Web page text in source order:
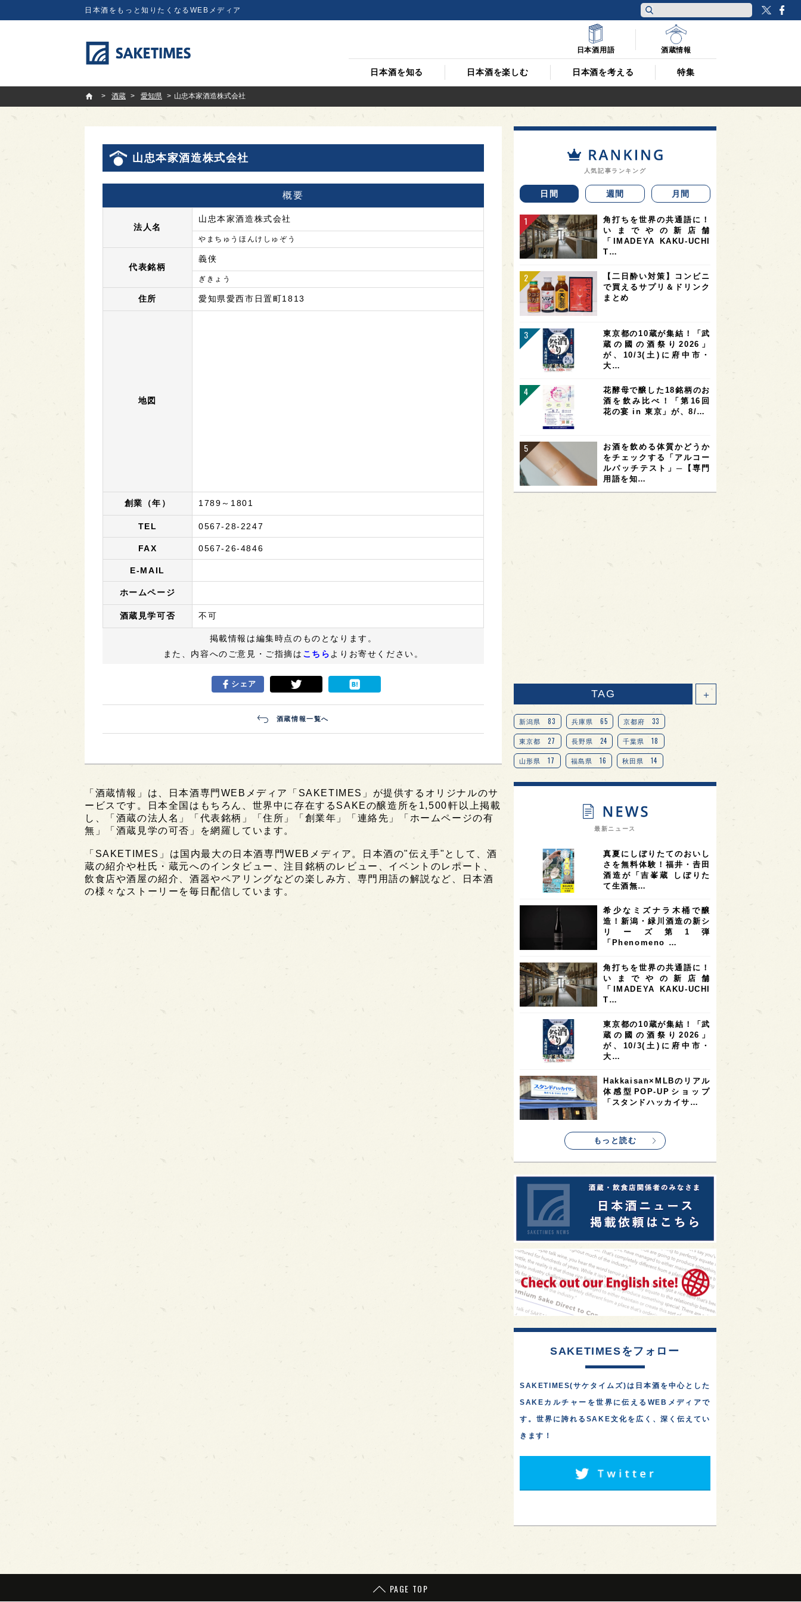
日本酒をもっと知りたくなるWEBメディア
日本酒を知る 日本酒を楽しむ 日本酒を考える 特集
日本酒用語 酒蔵情報
SAKETIMES
酒蔵
愛知県 山忠本家酒造株式会社
山忠本家酒造株式会社
概要
法人名
山忠本家酒造株式会社
やまちゅうほんけしゅぞう
代表銘柄
義侠
ぎきょう
住所 愛知県愛西市日置町1813
地図
創業（年） 1789～1801
TEL 0567-28-2247
FAX 0567-26-4846
E-MAIL
ホームページ
酒蔵見学可否 不可
掲載情報は編集時点のものとなります。
また、内容へのご意見・ご指摘は こちら よりお寄せください。
シェア
酒蔵情報一覧へ
「酒蔵情報」は、日本酒専門WEBメディア「SAKETIMES」が提供するオリジナルのサ
ービスです。日本全国はもちろん、世界中に存在するSAKEの醸造所を1,500軒以上掲載
し、「酒蔵の法人名」「代表銘柄」「住所」「創業年」「連絡先」「ホームページの有
無」「酒蔵見学の可否」を網羅しています。
「SAKETIMES」は国内最大の日本酒専門WEBメディア。日本酒の"伝え手"として、酒
蔵の紹介や杜氏・蔵元へのインタビュー、注目銘柄のレビュー、イベントのレポート、
飲食店や酒屋の紹介、酒器やペアリングなどの楽しみ方、専門用語の解説など、日本酒
の様々なストーリーを毎日配信しています。
人気記事ランキング
日間 週間 月間
角打ちを世界の共通語に！
いまでやの新店舗
「IMADEYA KAKU-UCHI
T…
【二日酔い対策】コンビニ
で買えるサプリ＆ドリンク
まとめ
東京都の10蔵が集結！「武
蔵の國の酒祭り2026」
が、10/3(土)に府中市・
大…
花酵母で醸した18銘柄のお
酒を飲み比べ！「第16回
花の宴 in 東京」が、8/…
お酒を飲める体質かどうか
をチェックする「アルコー
ルパッチテスト」─【専門
用語を知…
TAG ＋
新潟県 83 兵庫県 65 京都府 33
東京都 27 長野県 24 千葉県 18
山形県 17 福島県 16 秋田県 14
愛知県 14 宮城県 14 岐阜県 13
オピニオンリーダーの視点 9
7 奈良県 滋賀県 7 和歌山県 6
6 フランス 6 高知県 5 島根県 5
4 神奈川県 4
大阪府 3
オーストラリア 2 台湾 2 アジア 2
SAKEの時代を生きる
全蔵めぐり 1 シンガポール 1 カナダ 1
1 熊本県 徳島県
イギリス 1 ノルウェー 1 新宿区 1
歌舞伎町 1 沖縄県 1 鳥取県 1
saketimes_image_4 1
最新ニュース
真夏にしぼりたてのおいし
さを無料体験！福井・𠮷田
酒造が「吉峯蔵 しぼりた
て生酒無…
希少なミズナラ木桶で醸
造！新潟・緑川酒造の新シ
リーズ第1弾
「Phenomeno …
角打ちを世界の共通語に！
いまでやの新店舗
「IMADEYA KAKU-UCHI
T…
東京都の10蔵が集結！「武
蔵の國の酒祭り2026」
が、10/3(土)に府中市・
大…
Hakkaisan×MLBのリアル
体感型POP-UPショップ
「スタンドハッカイサ…
もっと読む
SAKETIMESをフォロー
SAKETIMES(サケタイムズ)は日本酒を中心とした
SAKEカルチャーを世界に伝えるWEBメディアで
す。世界に誇れるSAKE文化を広く、深く伝えてい
きます！
PAGE TOP